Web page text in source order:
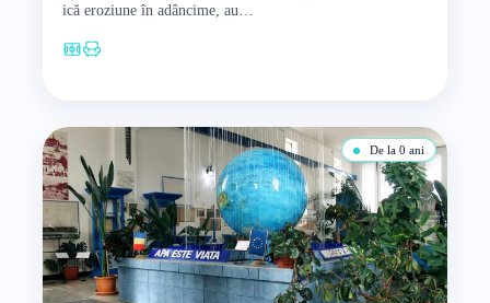
ică eroziune în adâncime, au…
De la 0 ani